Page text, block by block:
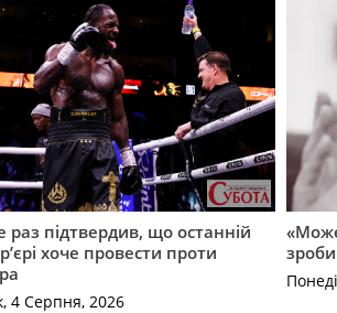
раз підтвердив, що останній
хоче провести проти
4 Серпня, 2026